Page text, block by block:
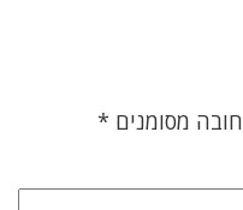
מסומנים *